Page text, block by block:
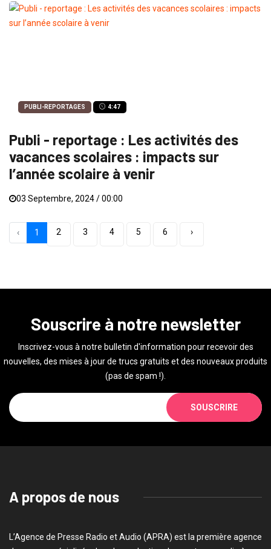
PUBLI-REPORTAGES 4:47
Publi - reportage : Les activités des
vacances scolaires : impacts sur
l’année scolaire à venir
03 Septembre, 2024 / 00:00
‹ 1 2 3 4 5 6 ›
Souscrire à notre newsletter
Inscrivez-vous à notre bulletin d'information pour recevoir des
nouvelles, des mises à jour de trucs gratuits et des nouveaux produits
(pas de spam !).
SOUSCRIRE
A propos de nous
L’Agence de Presse Radio et Audio (APRA) est la première agence